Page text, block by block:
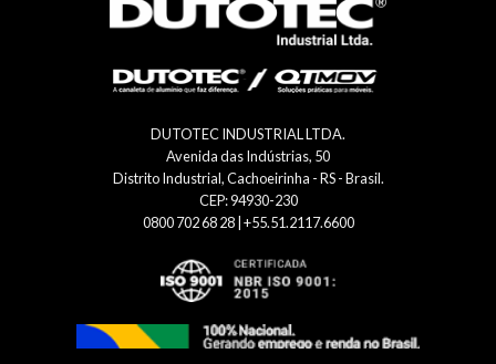
DUTOTEC INDUSTRIAL LTDA.
Avenida das Indústrias, 50
Distrito Industrial, Cachoeirinha - RS - Brasil.
CEP: 94930-230
0800 702 68 28 | +55.51.2117.6600